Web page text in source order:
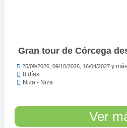
Gran tour de Córcega
25/09/2026 09/10/2026 16/04/2027 y más
8 días
Niza - Niza
Ver